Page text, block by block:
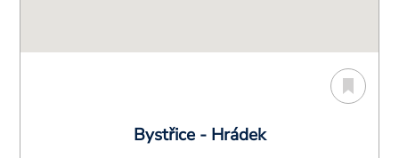
Bystřice - Hrádek